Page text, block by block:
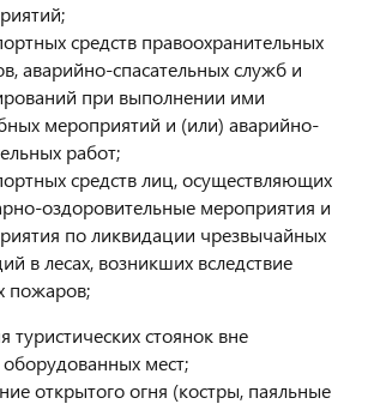
средств правоохранительных
аварийно-спасательных служб и
при выполнении ими
мероприятий и (или) аварийно-
работ;
средств лиц, осуществляющих
оздоровительные мероприятия и
по ликвидации чрезвычайных
в лесах, возникших вследствие
пожаров;
туристических стоянок вне
мест;
открытого огня (костры, паяльные